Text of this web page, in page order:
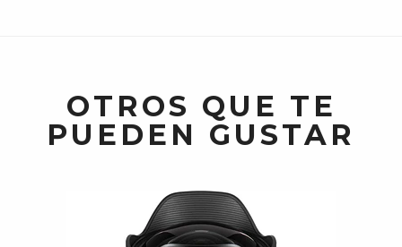
OTROS QUE TE
PUEDEN GUSTAR